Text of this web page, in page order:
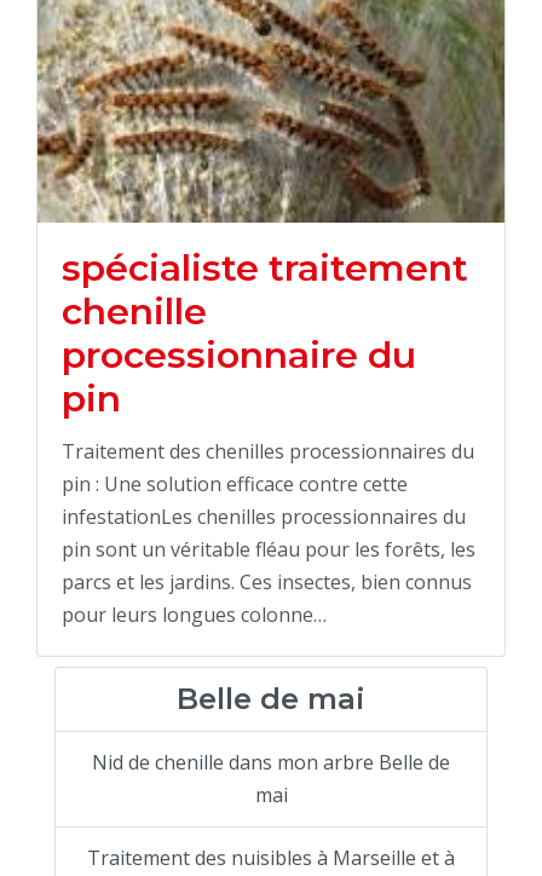
spécialiste traitement
chenille
processionnaire du
pin
Traitement des chenilles processionnaires du
pin : Une solution efficace contre cette
infestationLes chenilles processionnaires du
pin sont un véritable fléau pour les forêts, les
parcs et les jardins. Ces insectes, bien connus
pour leurs longues colonne…
Belle de mai
Nid de chenille dans mon arbre Belle de
mai
Traitement des nuisibles à Marseille et à